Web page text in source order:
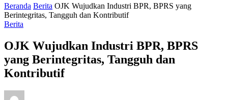
Beranda Berita OJK Wujudkan Industri BPR, BPRS yang
Berintegritas, Tangguh dan Kontributif
Berita
OJK Wujudkan Industri BPR, BPRS
yang Berintegritas, Tangguh dan
Kontributif